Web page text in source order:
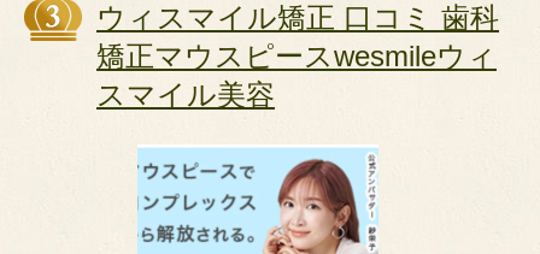
ウィスマイル矯正 口コミ 歯科
矯正マウスピースwesmileウィ
スマイル美容